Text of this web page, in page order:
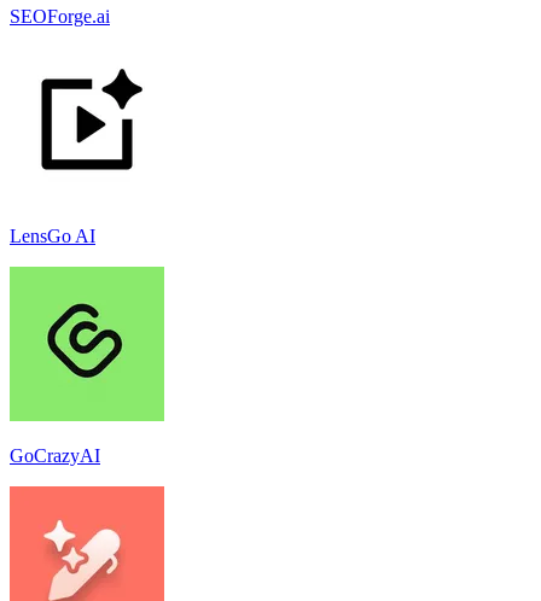
SEOForge.ai
LensGo AI
GoCrazyAI